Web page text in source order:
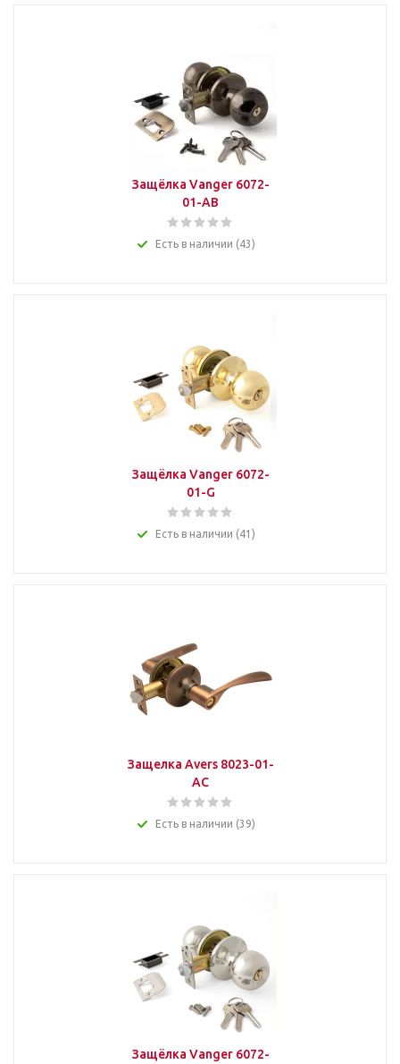
Защёлка Vanger 6072-
01-AB
Есть в наличии (43)
Защёлка Vanger 6072-
01-G
Есть в наличии (41)
Защелка Avers 8023-01-
AС
Есть в наличии (39)
Защёлка Vanger 6072-